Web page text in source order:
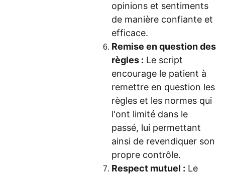
opinions et sentiments
de manière confiante et
efficace.
Remise en question des
règles : Le script
encourage le patient à
remettre en question les
règles et les normes qui
l'ont limité dans le
passé, lui permettant
ainsi de revendiquer son
propre contrôle.
Respect mutuel : Le